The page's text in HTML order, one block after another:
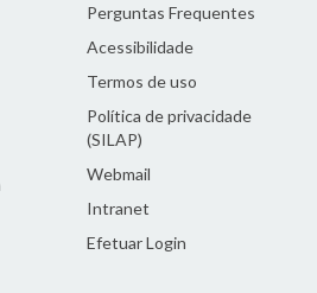
Perguntas Frequentes
Acessibilidade
Termos de uso
Política de privacidade
(SILAP)
Webmail
Intranet
Efetuar Login